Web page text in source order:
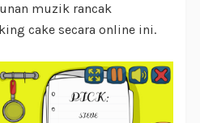
muzik rancak
cake secara online ini.